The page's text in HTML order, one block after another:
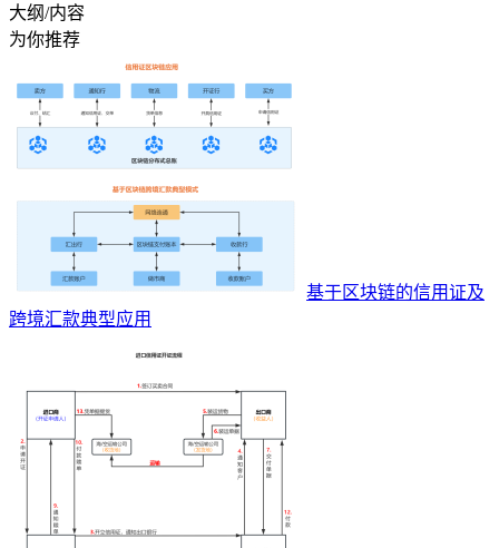
大纲/内容
为你推荐
基于区块链的信用证及
跨境汇款典型应用